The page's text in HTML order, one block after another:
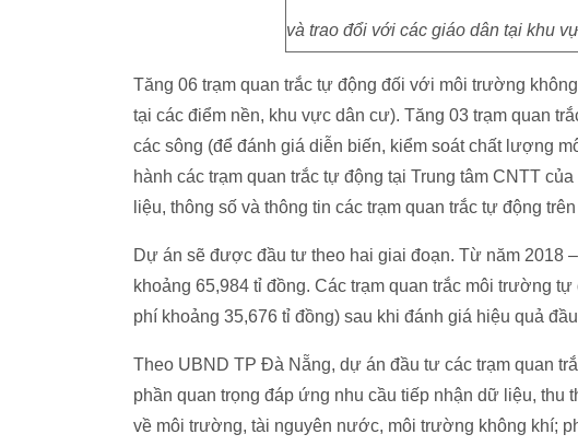
và trao đổi với các giáo dân tại khu
Tăng 06 trạm quan trắc tự động đối với môi trường
tại các điểm nền, khu vực dân cư). Tăng 03 trạm quan
các sông (để đánh giá diễn biến, kiểm soát chất lượng
hành các trạm quan trắc tự động tại Trung tâm CNTT
liệu, thông số và thông tin các trạm quan trắc tự động
Dự án sẽ được đầu tư theo hai giai đoạn. Từ năm 2018
khoảng 65,984 tỉ đồng. Các trạm quan trắc môi trường
phí khoảng 35,676 tỉ đồng) sau khi đánh giá hiệu quả
Theo UBND TP Đà Nẵng, dự án đầu tư các trạm quan
phần quan trọng đáp ứng nhu cầu tiếp nhận dữ liệu, thu
về môi trường, tài nguyên nước, môi trường không khí;